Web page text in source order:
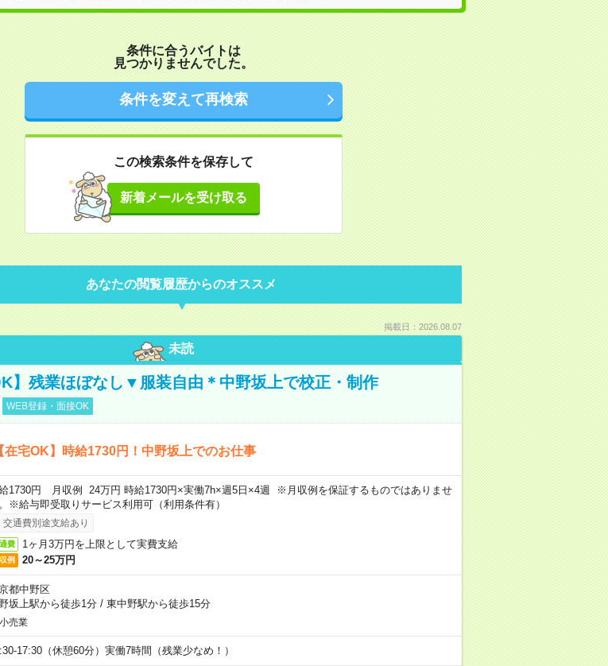
条件に合うバイトは
見つかりませんでした。
条件を変えて再検索
この検索条件を保存して
新着メールを受け取る
あなたの閲覧履歴からのオススメ
掲載日：2026.08.07
未読
】残業ほぼなし▼服装自由＊中野坂上で校正・制作
WEB登録・面接OK
在宅OK】時給1730円！中野坂上でのお仕事
1730円 月収例 24万円 時給1730円×実働7h×週5日×4週 ※月収例を保証するものではありませ
※給与即受取りサービス利用可（利用条件有）
交通費別途支給あり
費 1ヶ月3万円を上限として実費支給
例 20～25万円
都中野区
坂上駅から徒歩1分/ 東中野駅から徒歩15分
小売業
17:30（休憩60分）実働7時間（残業少なめ！）